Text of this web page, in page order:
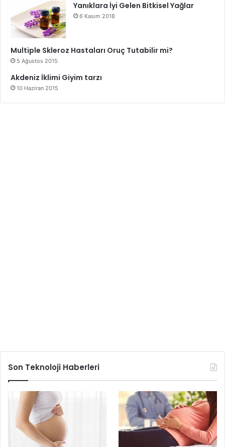
Yanıklara İyi Gelen Bitkisel Yağlar
6 Kasım 2018
Multiple Skleroz Hastaları Oruç Tutabilir mi?
5 Ağustos 2015
Akdeniz İklimi Giyim tarzı
10 Haziran 2015
Son Teknoloji Haberleri